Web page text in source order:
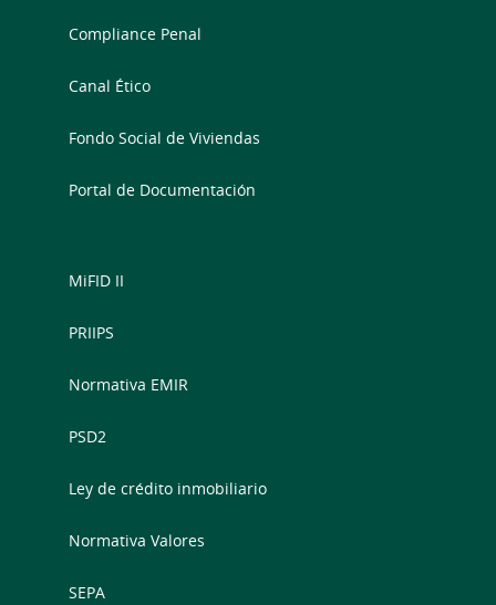
Compliance Penal
Canal Ético
Fondo Social de Viviendas
Portal de Documentación
MiFID II
PRIIPS
Normativa EMIR
PSD2
Ley de crédito inmobiliario
Normativa Valores
SEPA